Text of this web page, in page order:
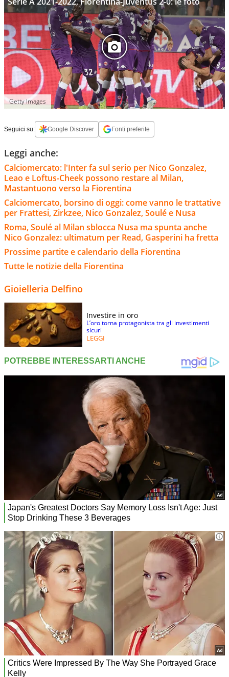
Getty Images
Seguici su: Google Discover Fonti preferite
Leggi anche:
Calciomercato: l'Inter fa sul serio per Nico Gonzalez,
Leao e Loftus-Cheek possono restare al Milan,
Mastantuono verso la Fiorentina
Calciomercato, borsino di oggi: come vanno le trattative
per Frattesi, Zirkzee, Nico Gonzalez, Soulé e Nusa
Roma, Soulé al Milan sblocca Nusa ma spunta anche
Nico Gonzalez: ultimatum per Read, Gasperini ha fretta
Prossime partite e calendario della Fiorentina
Tutte le notizie della Fiorentina
Gioielleria Delfino
Investire in oro
L’oro torna protagonista tra gli investimenti
sicuri
LEGGI